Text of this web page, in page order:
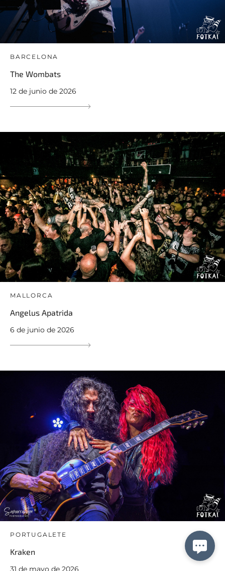
BARCELONA
The Wombats
12 de junio de 2026
MALLORCA
Angelus Apatrida
6 de junio de 2026
PORTUGALETE
Kraken
31 de mayo de 2026